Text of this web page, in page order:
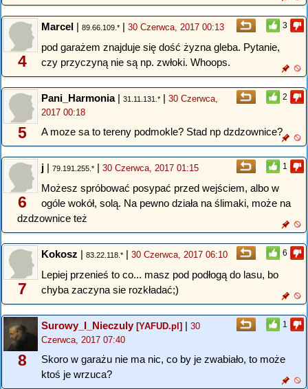
3
4
Marcel | 89.66.109.* | 30 Czerwca, 2017 00:13
pod garażem znajduje się dość żyzna gleba. Pytanie,
czy przyczyną nie są np. zwłoki. Whoops.
2
5
Pani_Harmonia| 31.11.131.* | 30 Czerwca,
2017 00:18
A moze sa to tereny podmokle? Stad np dzdzownice?
1
6
j | 79.191.255.* | 30 Czerwca, 2017 01:15
Możesz spróbować posypać przed wejściem, albo w
ogóle wokół, solą. Na pewno działa na ślimaki, może na
dzdzownice też
6
7
Kokosz | 83.22.118.* | 30 Czerwca, 2017 06:10
Lepiej przenieś to co... masz pod podłogą do lasu, bo
chyba zaczyna sie rozkładać;)
1
8
Surowy_I_Nieczuly[YAFUD.pl] | 30
Czerwca, 2017 07:40
Skoro w garażu nie ma nic, co by je zwabiało, to może
ktoś je wrzuca?